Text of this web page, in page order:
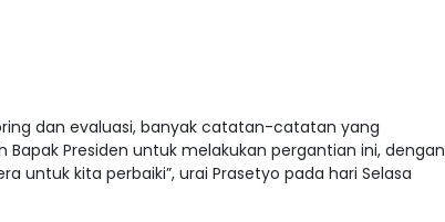
dan evaluasi, banyak catatan-catatan yang
Presiden untuk melakukan pergantian ini, dengan
kita perbaiki”, urai Prasetyo pada hari Selasa